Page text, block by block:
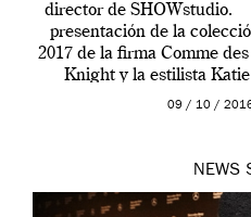
director de SHOWstudio.
presentación de la
2017 de la firma Comme
Knight y la estilista
09 / 10 /
NEWS